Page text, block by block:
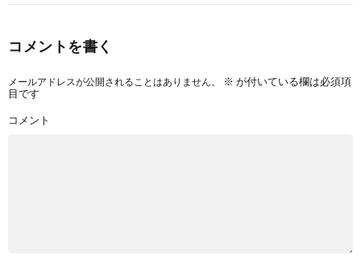
コメントを書く
メールアドレスが公開されることはありません。 ※ が付いている欄は必須項
目です
コメント